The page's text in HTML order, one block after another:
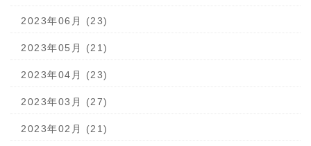
2023年06月 (23)
2023年05月 (21)
2023年04月 (23)
2023年03月 (27)
2023年02月 (21)